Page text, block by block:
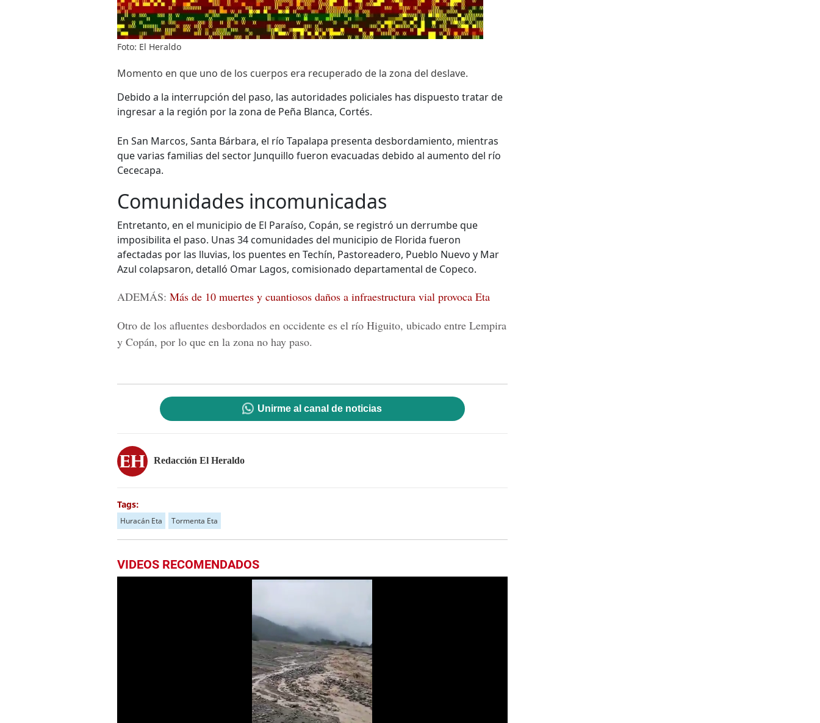
Foto: El Heraldo
Momento en que uno de los cuerpos era recuperado de la zona del deslave.
Debido a la interrupción del paso, las autoridades policiales has dispuesto tratar de
ingresar a la región por la zona de Peña Blanca, Cortés.
En San Marcos, Santa Bárbara, el río Tapalapa presenta desbordamiento, mientras
que varias familias del sector Junquillo fueron evacuadas debido al aumento del río
Cececapa.
Comunidades incomunicadas
Entretanto, en el municipio de El Paraíso, Copán, se registró un derrumbe que
imposibilita el paso. Unas 34 comunidades del municipio de Florida fueron
afectadas por las lluvias, los puentes en Techín, Pastoreadero, Pueblo Nuevo y Mar
Azul colapsaron, detalló Omar Lagos, comisionado departamental de Copeco.
ADEMÁS: Más de 10 muertes y cuantiosos daños a infraestructura vial provoca Eta
Otro de los afluentes desbordados en occidente es el río Higuito, ubicado entre Lempira
y Copán, por lo que en la zona no hay paso.
Unirme al canal de noticias
Redacción El Heraldo
Tags:
Huracán Eta Tormenta Eta
VIDEOS RECOMENDADOS